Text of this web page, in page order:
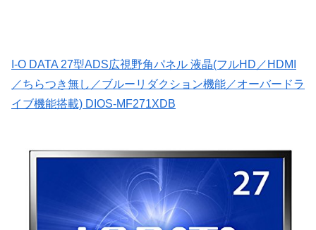
I-O DATA 27型ADS広視野角パネル 液晶(フルHD／HDMI
／ちらつき無し／ブルーリダクション機能／オーバードラ
イブ機能搭載) DIOS-MF271XDB